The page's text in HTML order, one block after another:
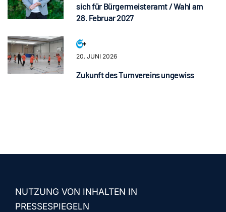
sich für Bürgermeisteramt / Wahl am
28. Februar 2027
20. JUNI 2026
Zukunft des Turnvereins ungewiss
NUTZUNG VON INHALTEN IN
PRESSESPIEGELN